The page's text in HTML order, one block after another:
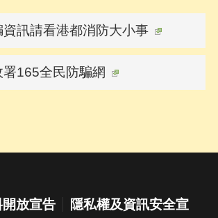
資訊請看港都消防大小事
165全民防騙網
放宣告
隱私權及資訊安全宣